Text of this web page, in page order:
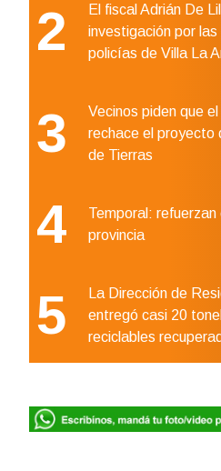
2
El fiscal Adrián De
investigación por
policías de Villa La
3
Vecinos piden que
rechace el proyecto
de Tierras
4
Temporal:
provincia
5
La Dirección de
entregó casi 20
reciclables